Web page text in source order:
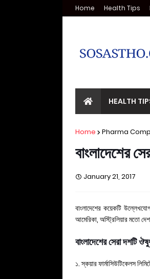
Home Health Tips
HEALTH
Home Pharma
বাংলাদেশের
January 21, 2017
বাংলাদেশের কয়েকটি
আমেরিকা, অস্ট্রিলিয়ার মতো
বাংলাদেশের সেরা দশটি
১. স্কয়ার